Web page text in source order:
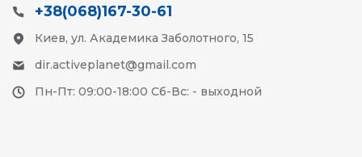
+38(068)167-30-61
Киев, ул. Академика Заболотного, 15
dir.activeplanet@gmail.com
Пн-Пт: 09:00-18:00 Сб-Вс: - выходной